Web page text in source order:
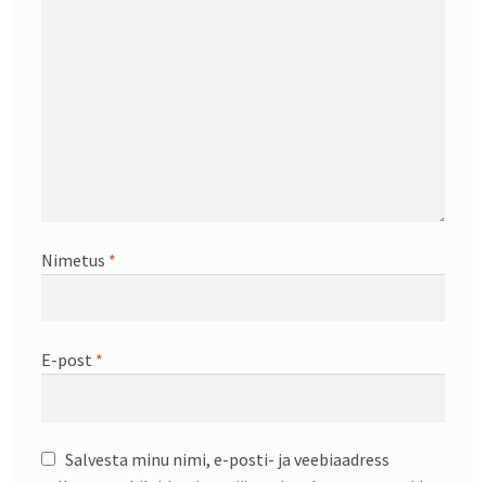
Nimetus *
E-post *
Salvesta minu nimi, e-posti- ja veebiaadress